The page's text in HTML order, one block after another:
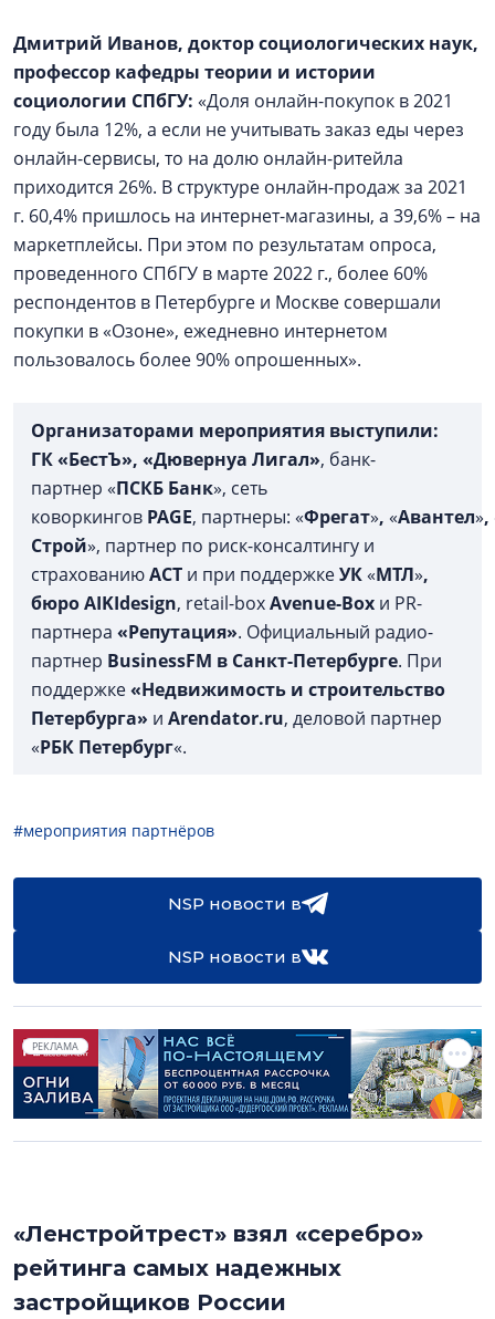
Дмитрий Иванов, доктор социологических наук,
профессор кафедры теории и истории
социологии СПбГУ: «Доля онлайн-покупок в 2021
году была 12%, а если не учитывать заказ еды через
онлайн-сервисы, то на долю онлайн-ритейла
приходится 26%. В структуре онлайн-продаж за 2021
г. 60,4% пришлось на интернет-магазины, а 39,6% – на
маркетплейсы. При этом по результатам опроса,
проведенного СПбГУ в марте 2022 г., более 60%
респондентов в Петербурге и Москве совершали
покупки в «Озоне», ежедневно интернетом
пользовалось более 90% опрошенных».
Организаторами мероприятия выступили:
ГК «БестЪ», «Дювернуа Лигал», банк-
партнер «ПСКБ Банк», сеть
коворкингов PAGE, партнеры: «Фрегат», «Авантел»,
Строй», партнер по риск-консалтингу и
страхованиюАСТ и при поддержкеУК «МТЛ»,
бюро AIKIdesign, retail-boxAvenue-Box и PR-
партнера «Репутация». Официальный радио-
партнер BusinessFM в Санкт-Петербурге. При
поддержке«Недвижимость и строительство
Петербурга» и Arendator.ru, деловой партнер
«РБК Петербург«.
#мероприятия партнёров
NSP новости в
NSP новости в
РЕКЛАМА
«Ленстройтрест» взял «серебро»
рейтинга самых надежных
застройщиков России